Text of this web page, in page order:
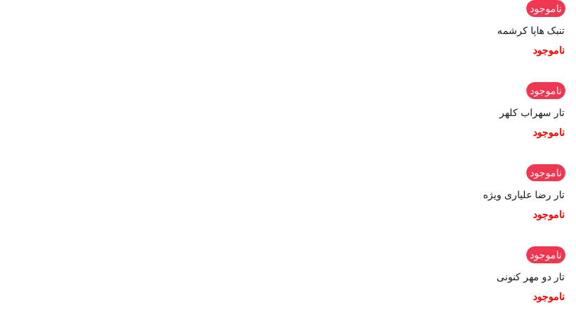
ناموجود
تنبک هاپا کرشمه
ناموجود
ناموجود
تار سهراب کلهر
ناموجود
ناموجود
تار رضا علیاری ویژه
ناموجود
ناموجود
تار دو مهر کنونی
ناموجود